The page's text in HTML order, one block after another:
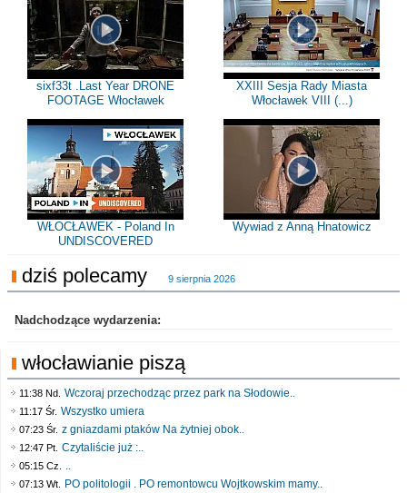
sixf33t .Last Year DRONE
FOOTAGE Włocławek
XXIII Sesja Rady Miasta
Włocławek VIII (...)
WŁOCŁAWEK - Poland In
UNDISCOVERED
Wywiad z Anną Hnatowicz
dziś polecamy 9 sierpnia 2026
Nadchodzące wydarzenia:
włocławianie piszą
11:38 Nd. Wczoraj przechodząc przez park na Słodowie..
11:17 Śr. Wszystko umiera
07:23 Śr. z gniazdami ptaków Na żytniej obok..
12:47 Pt. Czytaliście już :..
05:15 Cz. ..
07:13 Wt. PO politologii . PO remontowcu Wojtkowskim mamy..